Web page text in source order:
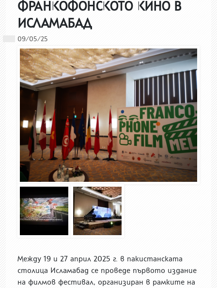
ФРАНКОФОНСКОТО КИНО В
ИСЛАМАБАД
09/05/25
Между 19 и 27 април 2025 г. в пакистанската
столица Исламабад се проведе първото издание
на филмов фестивал, организиран в рамките на